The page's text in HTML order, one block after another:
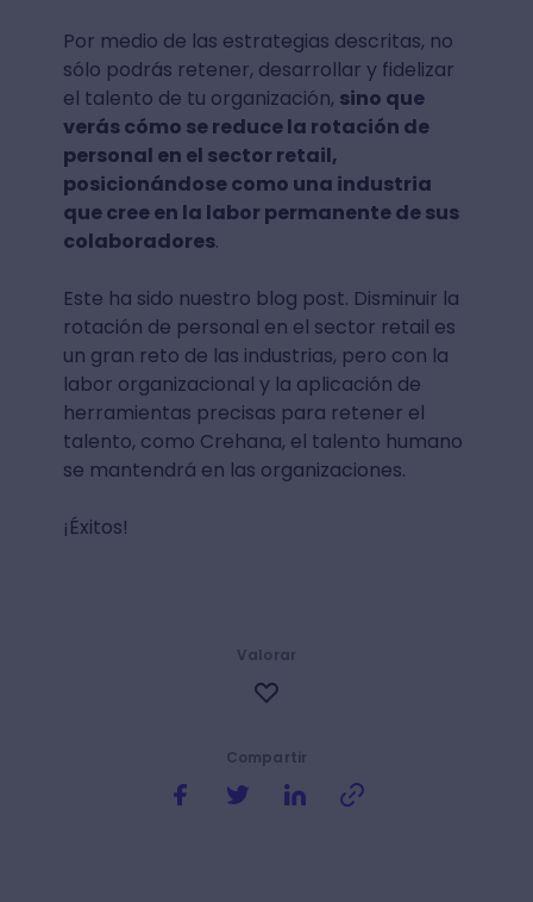
Por medio de las estrategias descritas, no
sólo podrás retener, desarrollar y fidelizar
el talento de tu organización, sino que
verás cómo se reduce la rotación de
personal en el sector retail,
posicionándose como una industria
que cree en la labor permanente de sus
colaboradores.
Este ha sido nuestro blog post. Disminuir la
rotación de personal en el sector retail es
un gran reto de las industrias, pero con la
labor organizacional y la aplicación de
herramientas precisas para retener el
talento, como Crehana, el talento humano
se mantendrá en las organizaciones.
¡Éxitos!
Compartir
Valorar